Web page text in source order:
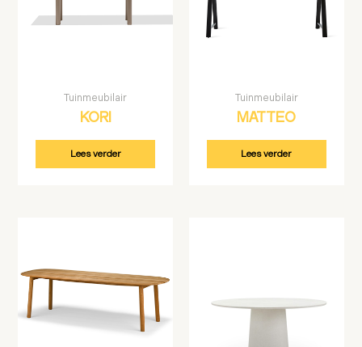
Tuinmeubilair
KORI
Lees verder
Tuinmeubilair
MATTEO
Lees verder